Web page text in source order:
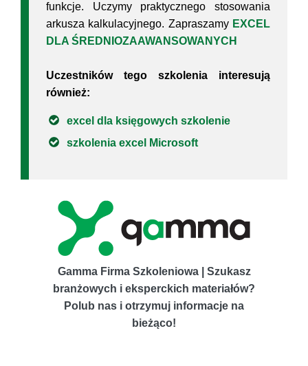
funkcje. Uczymy praktycznego stosowania
arkusza kalkulacyjnego. Zapraszamy EXCEL
DLA ŚREDNIOZAAWANSOWANYCH
Uczestników tego szkolenia interesują
również:
excel dla księgowych szkolenie
szkolenia excel Microsoft
Gamma Firma Szkoleniowa | Szukasz
branżowych i eksperckich materiałów?
Polub nas i otrzymuj informacje na
bieżąco!